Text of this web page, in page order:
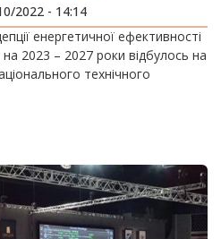
2022 - 14:14
енергетичної ефективності
на 2023 – 2027 роки відбулось на
технічного